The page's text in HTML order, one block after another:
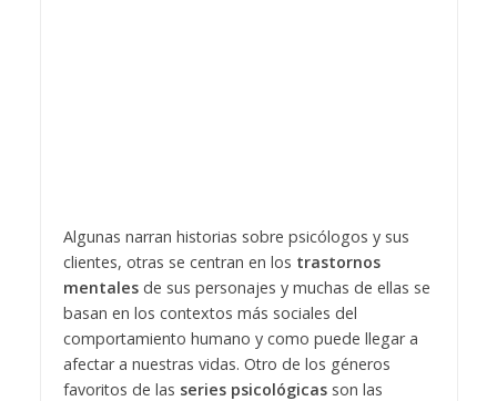
Algunas narran historias sobre psicólogos y sus
clientes, otras se centran en los trastornos
mentalesde sus personajes y muchas de ellas se
basan en los contextos más sociales del
comportamiento humano y como puede llegar a
afectar a nuestras vidas. Otro de los géneros
favoritos de las series psicológicasson las